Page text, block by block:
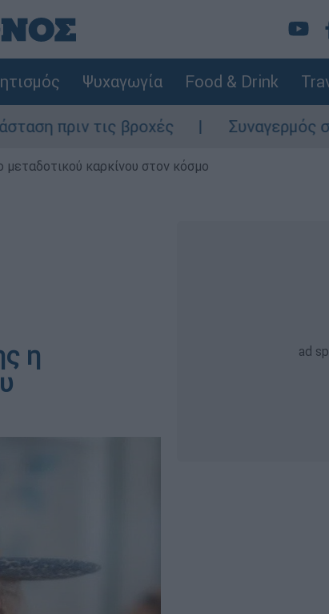
Ψυχαγωγία Food & Drink
τις βροχές Συναγερμός στον
καρκίνου στον κόσμο
η